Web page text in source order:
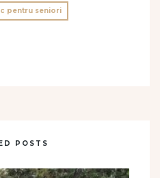
pentru seniori
POSTS